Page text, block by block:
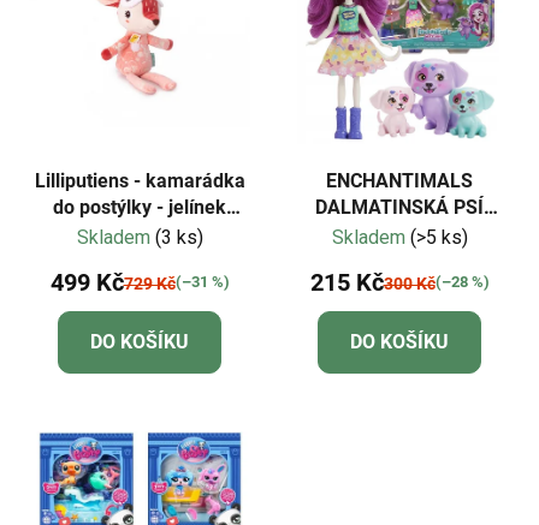
Lilliputiens - kamarádka
do postýlky - jelínek
Stella
Skladem (3 ks)
499 Kč729 Kč(–31 %)
DO KOŠÍKU
ENCHANTIMALS
DALMATINSKÁ PSÍ
RODINA
Skladem (>5 ks)
215 Kč300 Kč(–28 %)
DO KOŠÍKU